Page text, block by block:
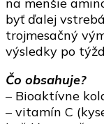
byť ďalej
trojmesačný
výsledky po
Čo obsahuje?
– Bioaktívne
– vitamín C